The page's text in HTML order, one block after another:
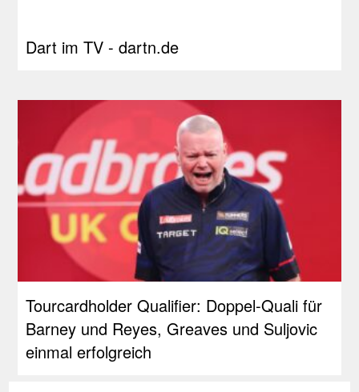
Dart im TV - dartn.de
Tourcardholder Qualifier: Doppel-Quali für
Barney und Reyes, Greaves und Suljovic
einmal erfolgreich